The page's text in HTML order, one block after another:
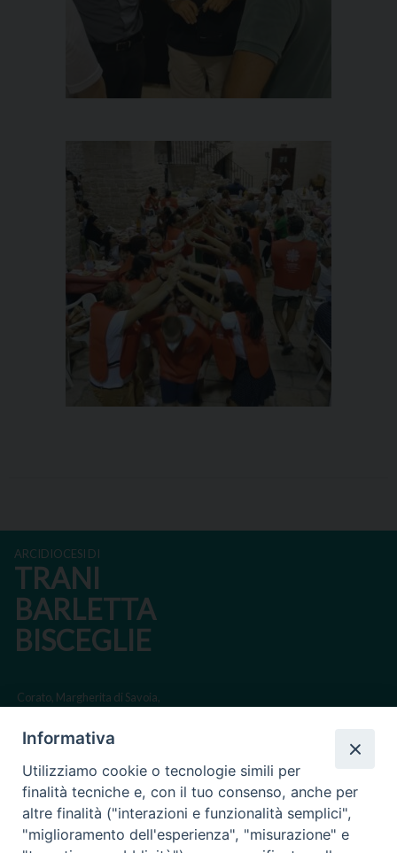
ARCIDIOCESI DI
TRANI
BARLETTA
BISCEGLIE
Corato, Margherita di Savoia,
Regione ecclesiastica Puglia
Via Beltrani, 9
76125 Trani BT
Informativa
Utilizziamo cookie o tecnologie simili per
finalità tecniche e, con il tuo consenso, anche per
altre finalità ("interazioni e funzionalità semplici",
"miglioramento dell'esperienza", "misurazione" e